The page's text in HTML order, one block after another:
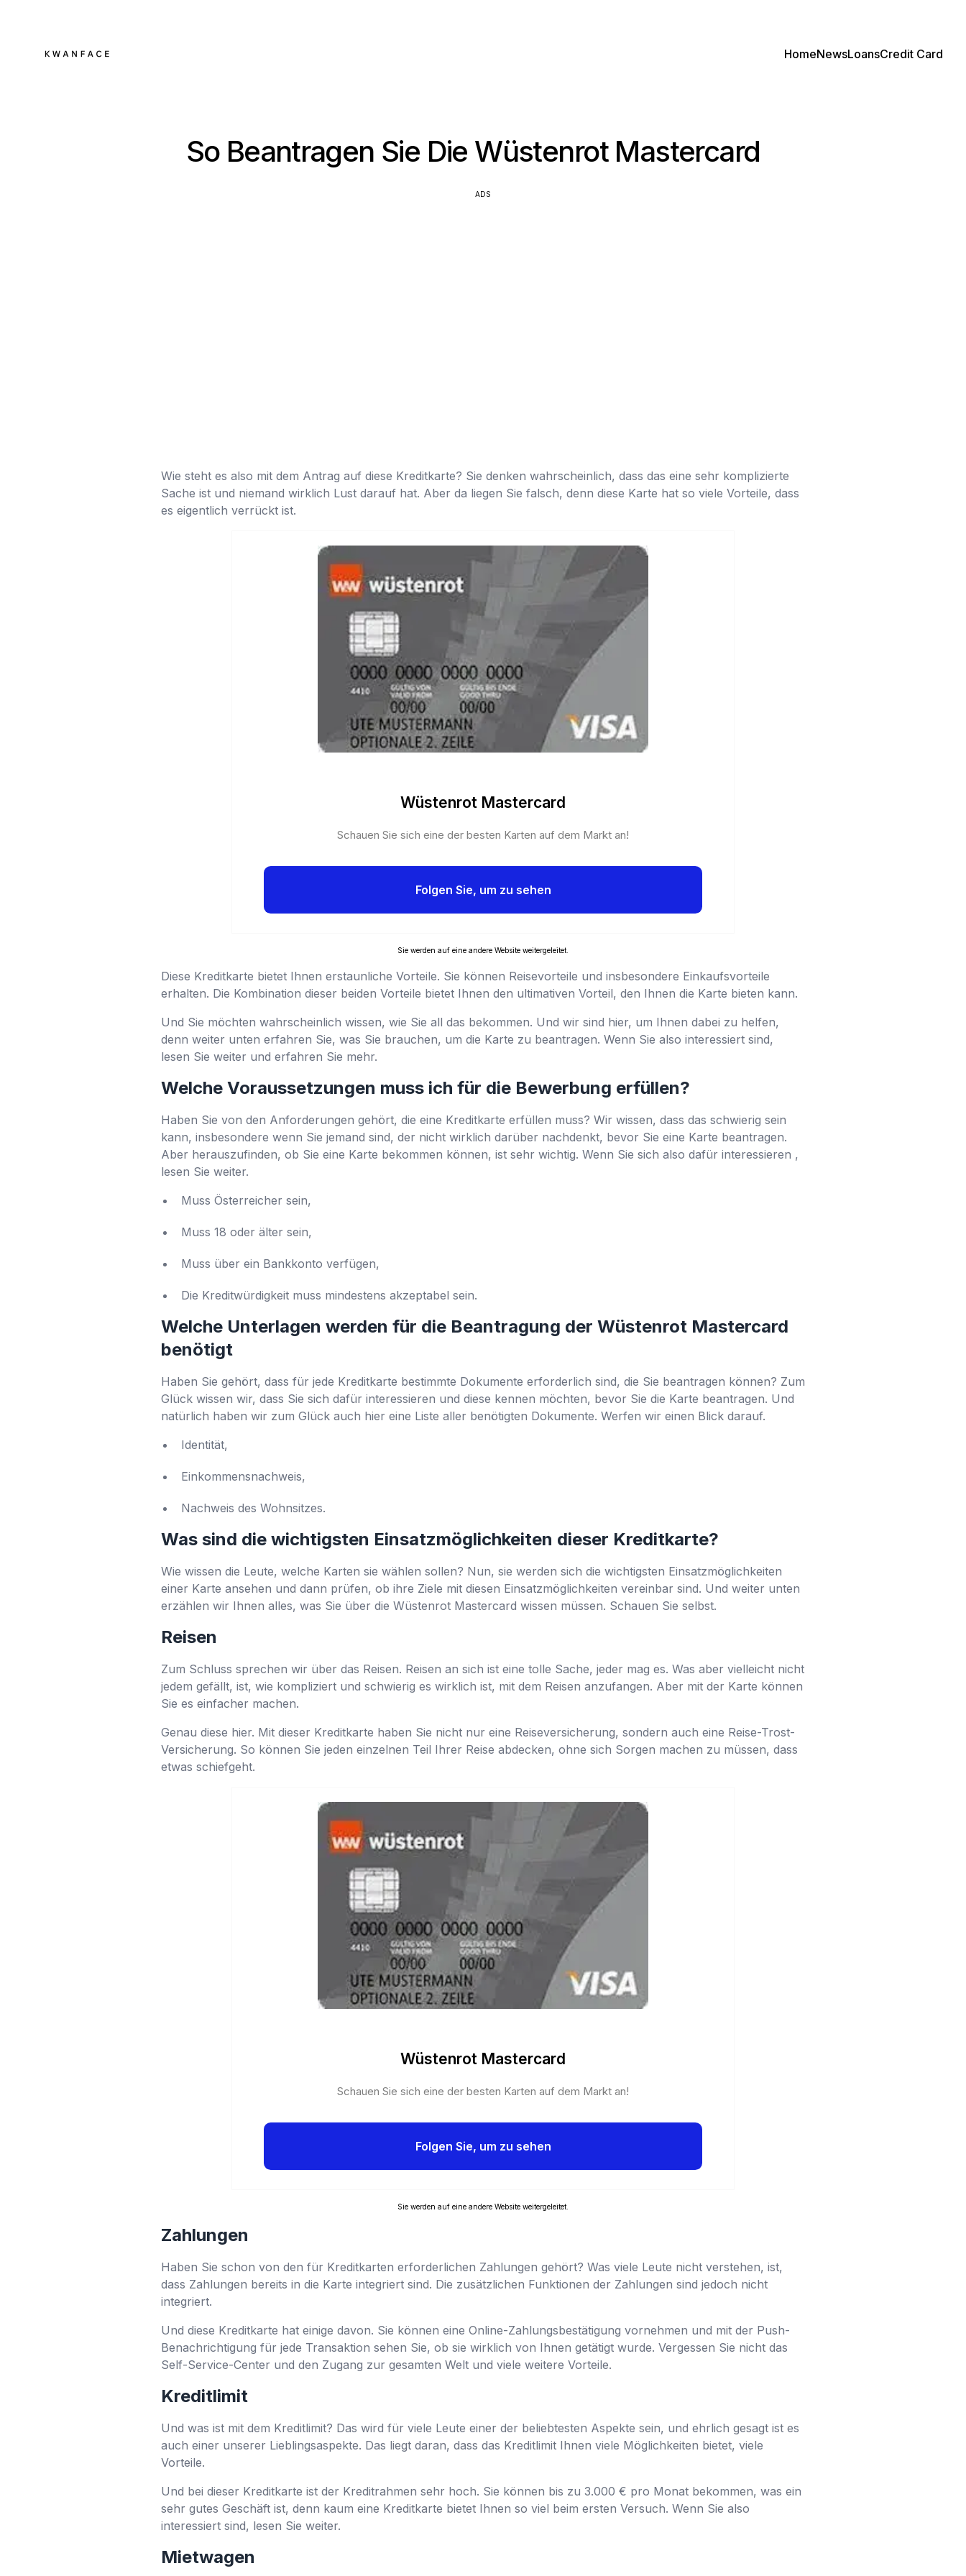
HomeNewsLoansCredit Card
So Beantragen Sie Die Wüstenrot Mastercard
ADS
Wie steht es also mit dem Antrag auf diese Kreditkarte? Sie denken wahrscheinlich, dass das eine sehr komplizierte
Sache ist und niemand wirklich Lust darauf hat. Aber da liegen Sie falsch, denn diese Karte hat so viele Vorteile, dass
es eigentlich verrückt ist.
Wüstenrot Mastercard
Schauen Sie sich eine der besten Karten auf dem Markt an!
Folgen Sie, um zu sehen
Sie werden auf eine andere Website weitergeleitet.
Diese Kreditkarte bietet Ihnen erstaunliche Vorteile. Sie können Reisevorteile und insbesondere Einkaufsvorteile
erhalten. Die Kombination dieser beiden Vorteile bietet Ihnen den ultimativen Vorteil, den Ihnen die Karte bieten kann.
Und Sie möchten wahrscheinlich wissen, wie Sie all das bekommen. Und wir sind hier, um Ihnen dabei zu helfen,
denn weiter unten erfahren Sie, was Sie brauchen, um die Karte zu beantragen. Wenn Sie also interessiert sind,
lesen Sie weiter und erfahren Sie mehr.
Welche Voraussetzungen muss ich für die Bewerbung erfüllen?
Haben Sie von den Anforderungen gehört, die eine Kreditkarte erfüllen muss? Wir wissen, dass das schwierig sein
kann, insbesondere wenn Sie jemand sind, der nicht wirklich darüber nachdenkt, bevor Sie eine Karte beantragen.
Aber herauszufinden, ob Sie eine Karte bekommen können, ist sehr wichtig. Wenn Sie sich also dafür interessieren ,
lesen Sie weiter.
Muss Österreicher sein,
Muss 18 oder älter sein,
Muss über ein Bankkonto verfügen,
Die Kreditwürdigkeit muss mindestens akzeptabel sein.
Welche Unterlagen werden für die Beantragung der Wüstenrot Mastercard
benötigt
Haben Sie gehört, dass für jede Kreditkarte bestimmte Dokumente erforderlich sind, die Sie beantragen können? Zum
Glück wissen wir, dass Sie sich dafür interessieren und diese kennen möchten, bevor Sie die Karte beantragen. Und
natürlich haben wir zum Glück auch hier eine Liste aller benötigten Dokumente. Werfen wir einen Blick darauf.
Identität,
Einkommensnachweis,
Nachweis des Wohnsitzes.
Was sind die wichtigsten Einsatzmöglichkeiten dieser Kreditkarte?
Wie wissen die Leute, welche Karten sie wählen sollen? Nun, sie werden sich die wichtigsten Einsatzmöglichkeiten
einer Karte ansehen und dann prüfen, ob ihre Ziele mit diesen Einsatzmöglichkeiten vereinbar sind. Und weiter unten
erzählen wir Ihnen alles, was Sie über die Wüstenrot Mastercard wissen müssen. Schauen Sie selbst.
Reisen
Zum Schluss sprechen wir über das Reisen. Reisen an sich ist eine tolle Sache, jeder mag es. Was aber vielleicht nicht
jedem gefällt, ist, wie kompliziert und schwierig es wirklich ist, mit dem Reisen anzufangen. Aber mit der Karte können
Sie es einfacher machen.
Genau diese hier. Mit dieser Kreditkarte haben Sie nicht nur eine Reiseversicherung, sondern auch eine Reise-Trost-
Versicherung. So können Sie jeden einzelnen Teil Ihrer Reise abdecken, ohne sich Sorgen machen zu müssen, dass
etwas schiefgeht.
Wüstenrot Mastercard
Schauen Sie sich eine der besten Karten auf dem Markt an!
Folgen Sie, um zu sehen
Sie werden auf eine andere Website weitergeleitet.
Zahlungen
Haben Sie schon von den für Kreditkarten erforderlichen Zahlungen gehört? Was viele Leute nicht verstehen, ist,
dass Zahlungen bereits in die Karte integriert sind. Die zusätzlichen Funktionen der Zahlungen sind jedoch nicht
integriert.
Und diese Kreditkarte hat einige davon. Sie können eine Online-Zahlungsbestätigung vornehmen und mit der Push-
Benachrichtigung für jede Transaktion sehen Sie, ob sie wirklich von Ihnen getätigt wurde. Vergessen Sie nicht das
Self-Service-Center und den Zugang zur gesamten Welt und viele weitere Vorteile.
Kreditlimit
Und was ist mit dem Kreditlimit? Das wird für viele Leute einer der beliebtesten Aspekte sein, und ehrlich gesagt ist es
auch einer unserer Lieblingsaspekte. Das liegt daran, dass das Kreditlimit Ihnen viele Möglichkeiten bietet, viele
Vorteile.
Und bei dieser Kreditkarte ist der Kreditrahmen sehr hoch. Sie können bis zu 3.000 € pro Monat bekommen, was ein
sehr gutes Geschäft ist, denn kaum eine Kreditkarte bietet Ihnen so viel beim ersten Versuch. Wenn Sie also
interessiert sind, lesen Sie weiter.
Mietwagen